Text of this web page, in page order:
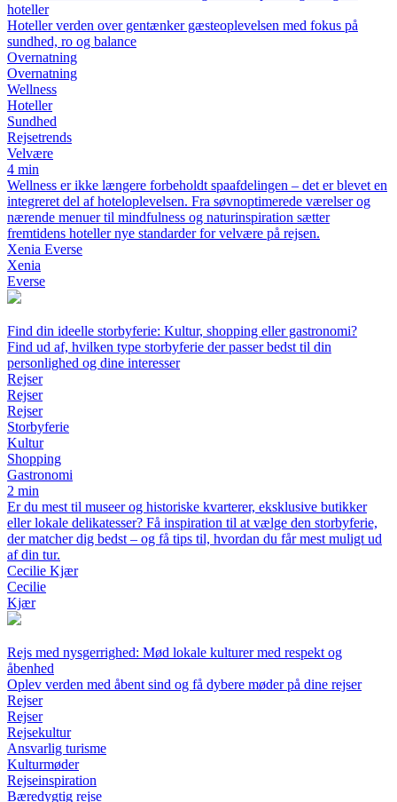
hoteller
Hoteller verden over gentænker gæsteoplevelsen med fokus på
sundhed, ro og balance
Overnatning
Overnatning
Wellness
Hoteller
Sundhed
Rejsetrends
Velvære
4 min
Wellness er ikke længere forbeholdt spaafdelingen – det er blevet en
integreret del af hoteloplevelsen. Fra søvnoptimerede værelser og
nærende menuer til mindfulness og naturinspiration sætter
fremtidens hoteller nye standarder for velvære på rejsen.
Xenia Everse
Xenia
Everse
Find din ideelle storbyferie: Kultur, shopping eller gastronomi?
Find ud af, hvilken type storbyferie der passer bedst til din
personlighed og dine interesser
Rejser
Rejser
Rejser
Storbyferie
Kultur
Shopping
Gastronomi
2 min
Er du mest til museer og historiske kvarterer, eksklusive butikker
eller lokale delikatesser? Få inspiration til at vælge den storbyferie,
der matcher dig bedst – og få tips til, hvordan du får mest muligt ud
af din tur.
Cecilie Kjær
Cecilie
Kjær
Rejs med nysgerrighed: Mød lokale kulturer med respekt og
åbenhed
Oplev verden med åbent sind og få dybere møder på dine rejser
Rejser
Rejser
Rejsekultur
Ansvarlig turisme
Kulturmøder
Rejseinspiration
Bæredygtig rejse